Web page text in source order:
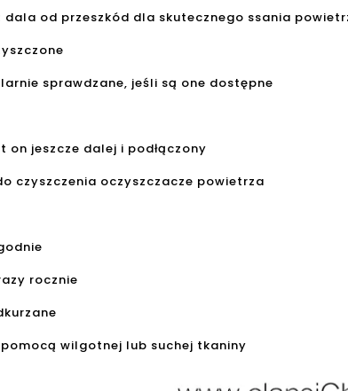
od przeszkód dla skutecznego ssania
sprawdzane, jeśli są one dostępne
on jeszcze dalej i podłączony
czyszczenia oczyszczacze powietrza
rocznie
wilgotnej lub suchej tkaniny